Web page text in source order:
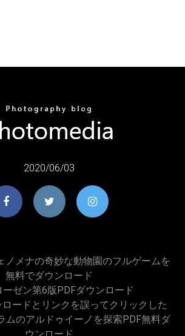
2020/06/03
ノメナの奇妙な動物園のフルゲームを
無料でダウンロード
ゼン第6版PDFダウンロード
ードとリンクを誤ってクリックした
ムのアルドゥイーノを探索PDF無料ダ